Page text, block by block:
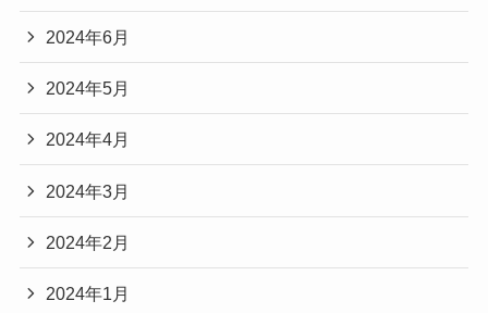
2024年6月
2024年5月
2024年4月
2024年3月
2024年2月
2024年1月